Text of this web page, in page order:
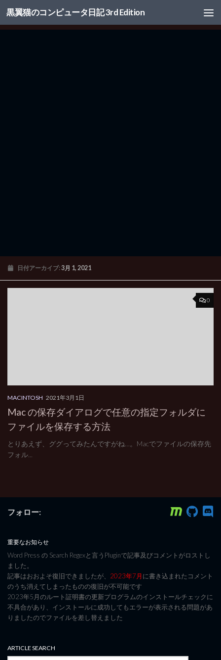
コンテンツへスキップ
黒翼猫のコンピュータ日記 3rd Edition
日付アーカイブ:3月 1, 2021
0
MACINTOSH 2021年3月1日
Mac の保存ダイアログで任意の指定フォルダに
ファイルを保存する方法
とりあえず、ググってみたんですがね…。Macでファイルの保存先
フォル...
フォロー:
重要なお知らせ
Word Press の Search Regexと言うPluginで記事及びコメントがロストし
ました。
記事はおおよそ復旧できましたが、 2023年7月に書き込まれたコメント
のうち消えてしまったものの復旧が不可能です
2023年5月のルート証明書の更新プログラムのインストールチェックに
不具合があり、インストールに成功してもエラーが表示される問題があ
りましたのでファイルを差し替えました
ARTICLE SEARCH